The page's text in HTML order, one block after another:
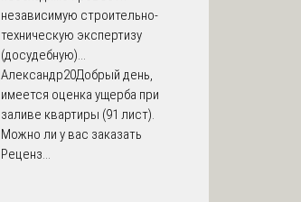
независимую строительно-
техническую экспертизу
(досудебную)...
Александр20Добрый день,
имеется оценка ущерба при
заливе квартиры (91 лист).
Можно ли у вас заказать
Реценз...